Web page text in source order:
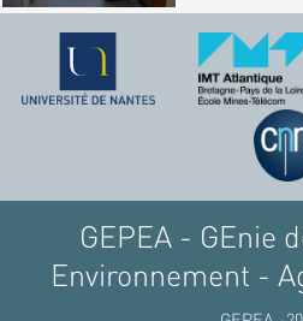
GEPEA - GEnie
Environnement -